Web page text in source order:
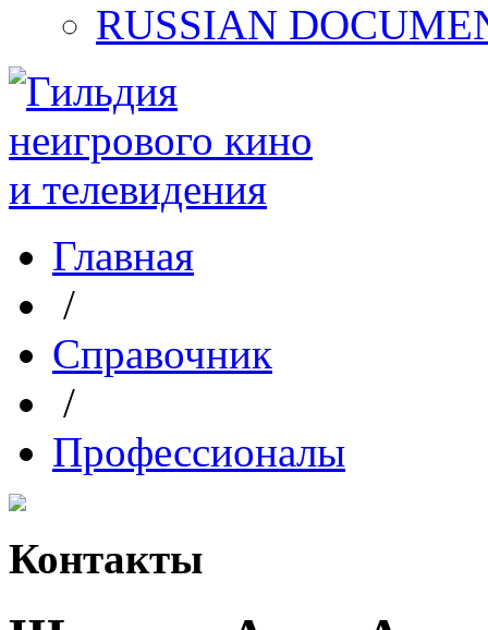
RUSSIAN
Главная
/
Справочник
/
Профессионалы
Контакты